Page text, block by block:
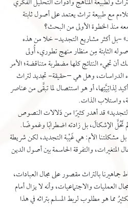
مع طبيعة تراث يعتمد على أصول ثابتة
منذ الخطوة الأولى من البحث؟
-بل أكثر مشاريع التجديد- خلا من هذه
الثابتة مِن منظار منهج تطوري، أُولى
تجيء النتائج كلها مضطربة متناقضة؛ الأمر
الدراسات، وهل هي –حقيقة- تجديد لتراث
لِذاتِيَّتِها، أو هو استئصال لما تبقَّى من عناصر
واستلاب الذات.
قد أهدر كثيرًا من دَلالات النصوص
تَحُلَّ الإشكالَ، بل زادته اضطرابًا وغموضًا.
بل مشكلتنا الأم: هي غَيْبة التجديد، لكن شريطة
والتفرقة الحاسمة بين أصول الدين
بالتراث مقصور على مجال العبادات،
العمليات والاجتماعيات، وأنه لا يزال أمام
مما هو مطلوب لربط المسلم بتراثه في هذا